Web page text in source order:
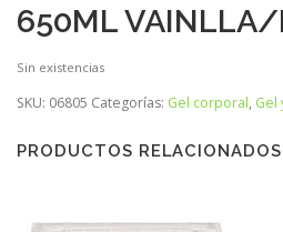
650ML
Sin existencias
SKU: 06805 Categorías: Gel corporal, Gel
PRODUCTOS RELACIONADOS